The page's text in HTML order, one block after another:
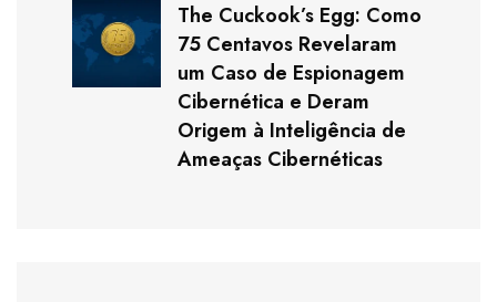
The Cuckook’s Egg: Como
75 Centavos Revelaram
um Caso de Espionagem
Cibernética e Deram
Origem à Inteligência de
Ameaças Cibernéticas